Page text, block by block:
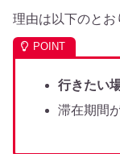
理由は以下のとお
行きたい
滞在期間